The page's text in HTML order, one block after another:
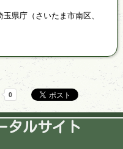
県庁（さいたま市南区、
タルサイト